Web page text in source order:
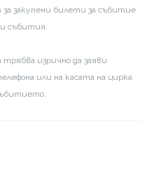
закупени билети за събитие
събития.
изрично да заяви
или на касата на цирка